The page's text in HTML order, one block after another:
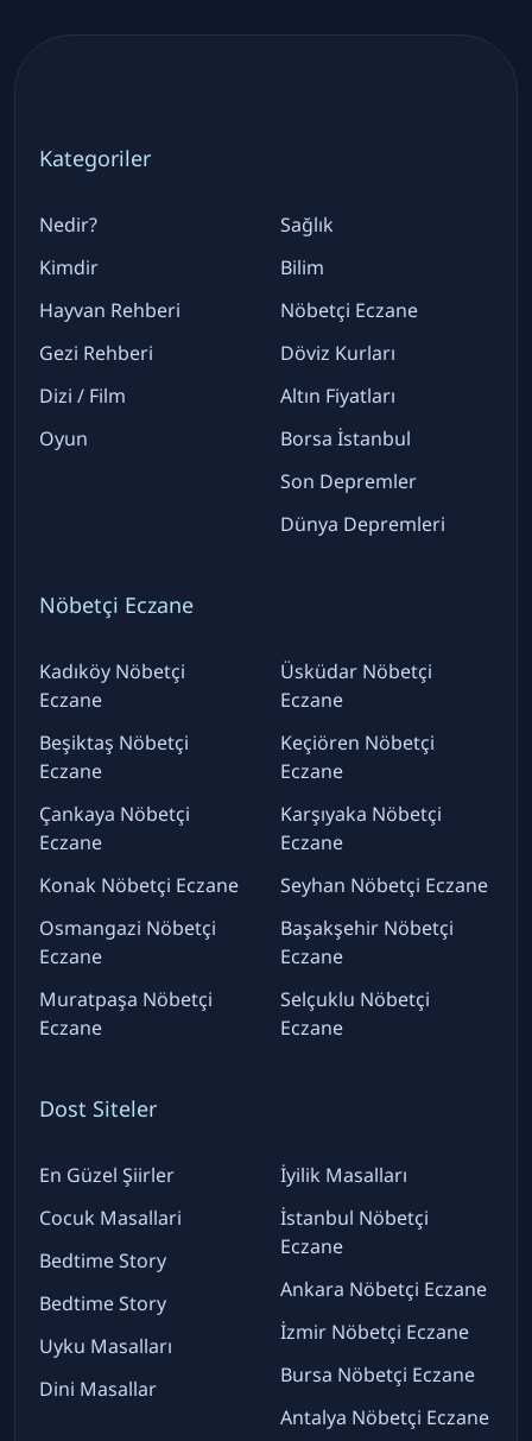
Kategoriler
Nedir?
Kimdir
Hayvan Rehberi
Gezi Rehberi
Dizi / Film
Oyun
Sağlık
Bilim
Nöbetçi Eczane
Döviz Kurları
Altın Fiyatları
Borsa İstanbul
Son Depremler
Dünya Depremleri
Nöbetçi Eczane
Kadıköy Nöbetçi
Eczane
Beşiktaş Nöbetçi
Eczane
Çankaya Nöbetçi
Eczane
Konak Nöbetçi Eczane
Osmangazi Nöbetçi
Eczane
Muratpaşa Nöbetçi
Eczane
Üsküdar Nöbetçi
Eczane
Keçiören Nöbetçi
Eczane
Karşıyaka Nöbetçi
Eczane
Seyhan Nöbetçi Eczane
Başakşehir Nöbetçi
Eczane
Selçuklu Nöbetçi
Eczane
Dost Siteler
En Güzel Şiirler
Cocuk Masallari
Bedtime Story
Bedtime Story
Uyku Masalları
Dini Masallar
İyilik Masalları
İstanbul Nöbetçi
Eczane
Ankara Nöbetçi Eczane
İzmir Nöbetçi Eczane
Bursa Nöbetçi Eczane
Antalya Nöbetçi Eczane